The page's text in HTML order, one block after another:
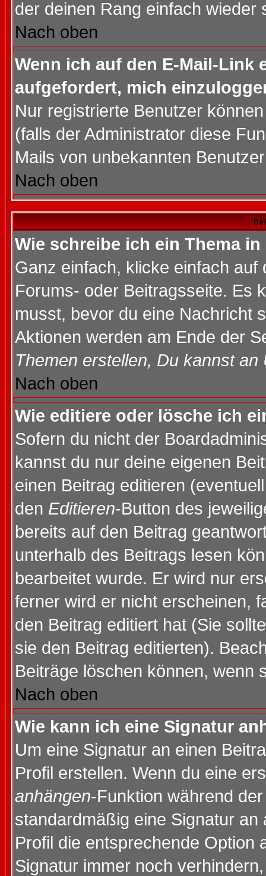
der deinen Rang einfach wieder
Nach oben
Wenn ich auf den E-Mail-Link
aufgefordert, mich
Nur registrierte Benutzer
(falls der Administrator diese
Mails von unbekannten
Nach oben
Wie schreibe ich ein Thema
Ganz einfach, klicke einfach
Forums- oder Beitragsseite. Es
musst, bevor du eine Nachricht
Aktionen werden am Ende der
Themen erstellen, Du kannst
Nach oben
Wie editiere oder lösche ich
Sofern du nicht der
kannst du nur deine eigenen
einen Beitrag editieren
den Editieren-Button des
bereits auf den Beitrag
unterhalb des Beitrags lesen
bearbeitet wurde. Er wird nur
ferner wird er nicht erscheinen,
den Beitrag editiert hat (Sie
sie den Beitrag editierten).
Beiträge löschen können, wenn
Nach oben
Wie kann ich eine Signatur
Um eine Signatur an einen
Profil erstellen. Wenn du eine
anhängen-Funktion während
standardmäßig eine Signatur
Profil die entsprechende Option
Signatur immer noch